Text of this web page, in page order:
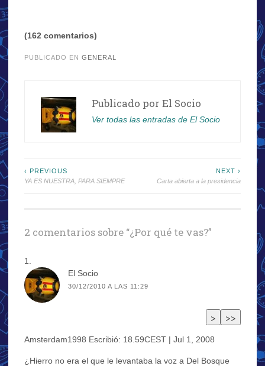
(162 comentarios)
PUBLICADO EN GENERAL
Publicado por El Socio
Ver todas las entradas de El Socio
Navegación
‹ PREVIOUS
YA ES NUESTRA, PARA SIEMPRE
NEXT ›
Carta abierta a la presidencia
2 comentarios sobre “¿Por qué te vas?”
El Socio
30/12/2010 A LAS 11:29
Amsterdam1998 Escribió: 18.59CEST | Jul 1, 2008
¿Hierro no era el que le levantaba la voz a Del Bosque